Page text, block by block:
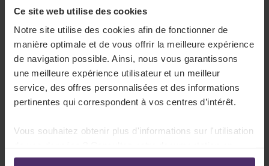
Ce site web utilise des cookies
Notre site utilise des cookies afin de fonctionner de
manière optimale et de vous offrir la meilleure expérience
de navigation possible. Ainsi, nous vous garantissons
une meilleure expérience utilisateur et un meilleur
service, des offres personnalisées et des informations
pertinentes qui correspondent à vos centres d’intérêt.
Vous souhaitez obtenir plus d'informations sur l'utilisation
ligne:
Il vous faudra attendre encore un peu avant de
pouvoir octroyer cette prime à vos travailleurs.
Ces mesures doivent d'abord être fixées dans
une loi. En outre, cette prime sera d’abord